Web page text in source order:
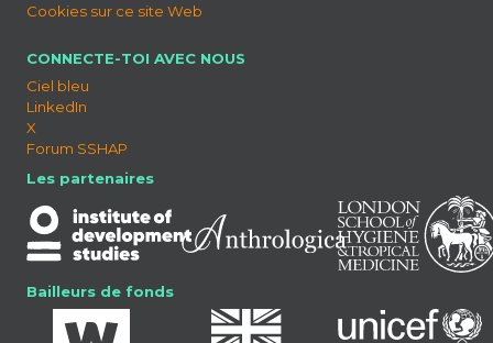
Cookies sur ce site Web
CONNECTE-TOI AVEC NOUS
Ciel bleu
LinkedIn
X
Forum SSHAP
Les partenaires
Bailleurs de fonds